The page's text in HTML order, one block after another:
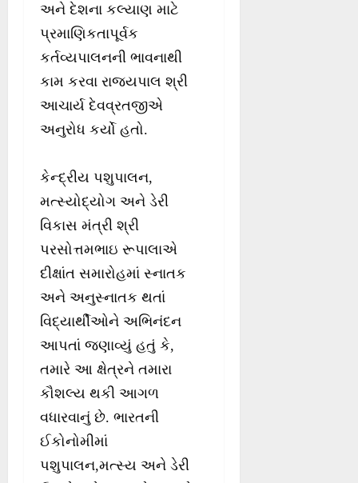
અને દેશના કલ્યાણ માટે
પ્રમાણિકતાપૂર્વક
કર્તવ્યપાલનની ભાવનાથી
કામ કરવા રાજ્યપાલ શ્રી
આચાર્ય દેવવ્રતજીએ
અનુરોધ કર્યો હતો.
કેન્દ્રીય પશુપાલન,
મત્સ્યોદ્યોગ અને ડેરી
વિકાસ મંત્રી શ્રી
પરસોત્તમભાઇ રૂપાલાએ
દીક્ષાંત સમારોહમાં સ્નાતક
અને અનુસ્નાતક થતાં
વિદ્યાર્થીઓને અભિનંદન
આપતાં જણાવ્યું હતું કે,
તમારે આ ક્ષેત્રને તમારા
કૌશલ્ય થકી આગળ
વધારવાનું છે. ભારતની
ઈકોનોમીમાં
પશુપાલન,મત્સ્ય અને ડેરી